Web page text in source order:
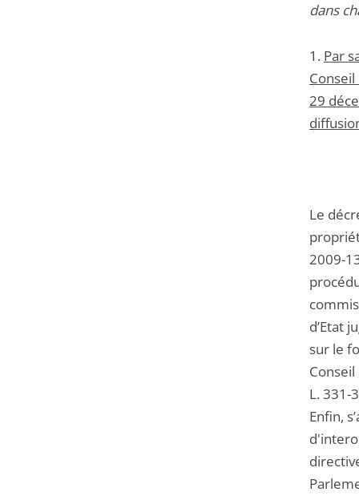
dans
1. Par
29
Le
2009-
d’Etat
sur le
L. 331-
Enfin,